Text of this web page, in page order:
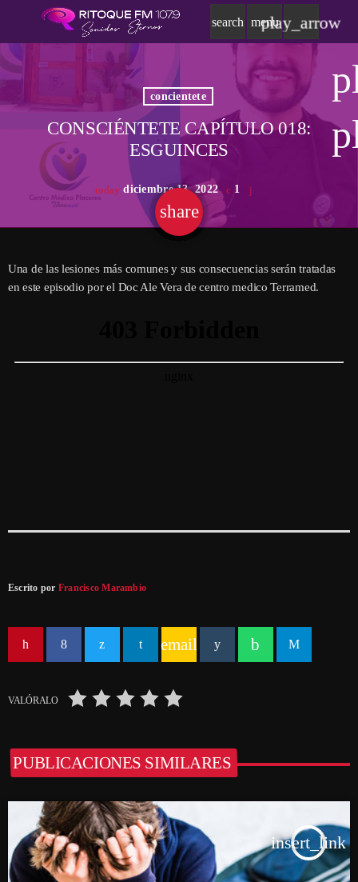
search menu
play_arrow
concientete
CONSCIÉNTETE CAPÍTULO 018:
ESGUINCES
today diciembre 13, 2022 1
share
email
Una de las lesiones más comunes y sus consecuencias serán tratadas
en este episodio por el Doc Ale Vera de centro medico Terramed.
Escrito por Francisco Marambio
email
VALÓRALO
PUBLICACIONES SIMILARES
insert_link